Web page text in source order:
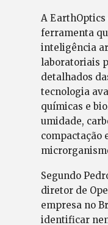
A
ferramenta
inteligência
laboratoriais
detalhados
tecnologia
químicas e
umidade,
compactação
Segundo
diretor de
empresa no
identificar